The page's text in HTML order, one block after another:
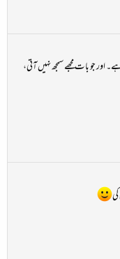
اور جو بات مجھے سمجھ نہیں آتی،